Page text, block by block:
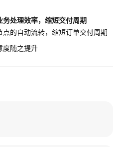
处理效率，缩短交付周期
的自动流转，缩短订单交付周期
度随之提升